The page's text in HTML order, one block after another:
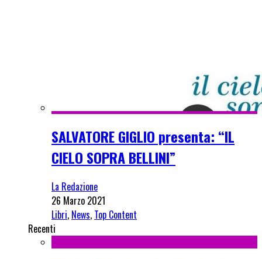
SALVATORE GIGLIO presenta: “IL
CIELO SOPRA BELLINI”
La Redazione
26 Marzo 2021
Libri, News, Top Content
Recenti